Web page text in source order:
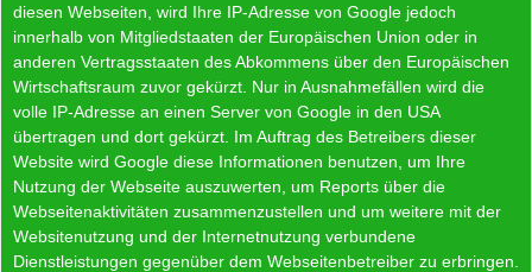
diesen Webseiten, wird Ihre IP-Adresse von Google jedoch
innerhalb von Mitgliedstaaten der Europäischen Union oder in
anderen Vertragsstaaten des Abkommens über den Europäischen
Wirtschaftsraum zuvor gekürzt. Nur in Ausnahmefällen wird die
volle IP-Adresse an einen Server von Google in den USA
übertragen und dort gekürzt. Im Auftrag des Betreibers dieser
Website wird Google diese Informationen benutzen, um Ihre
Nutzung der Webseite auszuwerten, um Reports über die
Webseitenaktivitäten zusammenzustellen und um weitere mit der
Websitenutzung und der Internetnutzung verbundene
Dienstleistungen gegenüber dem Webseitenbetreiber zu erbringen.